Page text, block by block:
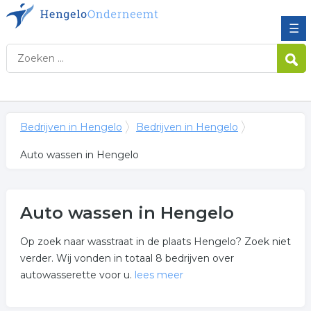
☰
Bedrijven in Hengelo Bedrijven in Hengelo
Auto wassen in Hengelo
Auto wassen in Hengelo
Op zoek naar wasstraat in de plaats Hengelo? Zoek niet
verder. Wij vonden in totaal 8 bedrijven over
autowasserette voor u. lees meer